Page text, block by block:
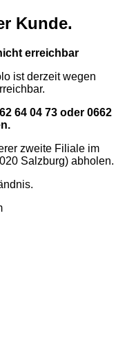
Kunde.
erreichbar
ist derzeit wegen
64 04 73 oder 0662
zweite Filiale im
Salzburg) abholen.